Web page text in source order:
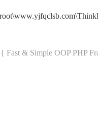
{ Fast & Simple OOP PHP